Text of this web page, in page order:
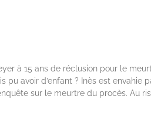
à 15 ans de réclusion pour le
avoir d’enfant ? Inès est envahie
sur le meurtre du procès. Au